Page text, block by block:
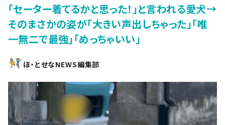
「セーター着てるかと思った！」と言われる愛犬→
そのまさかの姿が「大きい声出しちゃった」「唯
一無二で最強」「めっちゃいい」
ほ・とせなNEWS編集部